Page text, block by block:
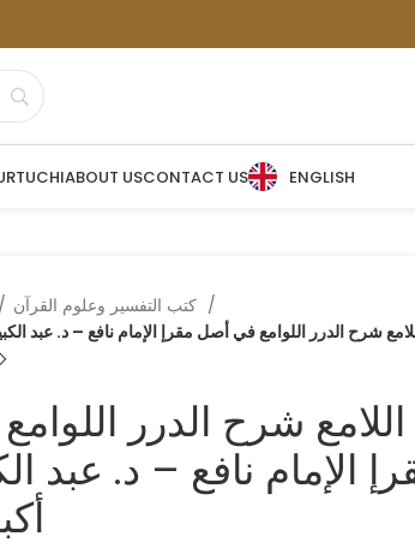
ABOUT USCONTACT US ENGLISH
شرح الدرر اللوامع في أصل مقرإ الإمام نافع – د. عبد
اللامع شرح الدرر
الإمام نافع – د. عبد